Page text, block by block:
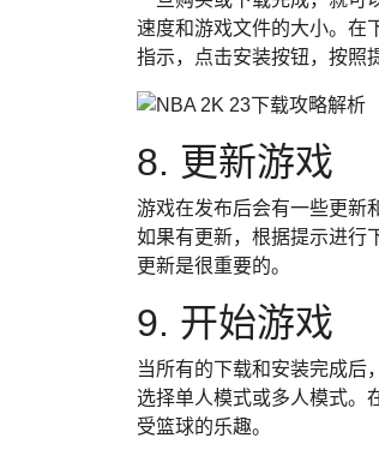
速度和游戏文件的大小。在
指示，点击安装按钮，按照
8. 更新游戏
游戏在发布后会有一些更新
如果有更新，根据提示进行
更新是很重要的。
9. 开始游戏
当所有的下载和安装完成后
选择单人模式或多人模式。
受篮球的乐趣。